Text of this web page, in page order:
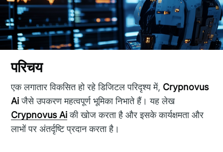
परिचय
एक लगातार विकसित हो रहे डिजिटल परिदृश्य में, Crypnovus
Aiजैसे उपकरण महत्वपूर्ण भूमिका निभाते हैं। यह लेख
Crypnovus Aiकी खोज करता है और इसके कार्यक्षमता और
लाभों पर अंतर्दृष्टि प्रदान करता है।